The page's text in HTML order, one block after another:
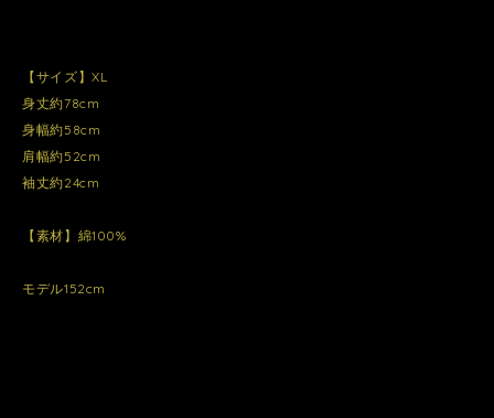
【サイズ】XL
身丈約78cm
身幅約58cm
肩幅約52cm
袖丈約24cm
【素材】綿100%
モデル152cm